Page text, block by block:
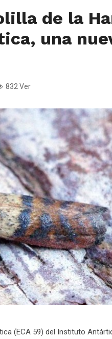
de la
una
832 Ver
(ECA 59) del Instituto